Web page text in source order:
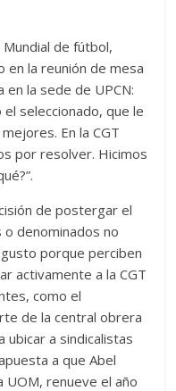
de fútbol,
en la reunión de mesa
en la sede de UPCN:
seleccionado, que le
En la CGT
por resolver. Hicimos
de postergar el
denominados no
porque perciben
activamente a la CGT
como el
de la central obrera
ubicar a sindicalistas
a que Abel
UOM, renueve el año